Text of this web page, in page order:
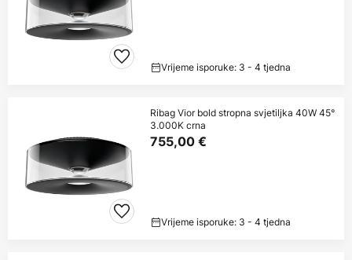
Vrijeme isporuke: 3 - 4 tjedna
Ribag Vior bold stropna svjetiljka 40W 45°
3.000K crna
755,00 €
Vrijeme isporuke: 3 - 4 tjedna